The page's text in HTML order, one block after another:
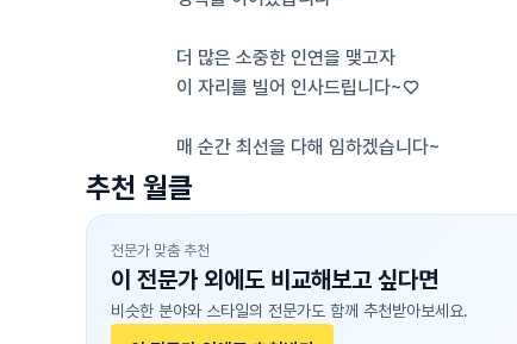
더 많은 소중한 인연을 맺고자
이 자리를 빌어 인사드립니다~♡
매 순간 최선을 다해 임하겠습니다~
추천 월클
전문가 맞춤 추천
이 전문가 외에도 비교해보고 싶다면
비슷한 분야와 스타일의 전문가도 함께 추천받아보세요.